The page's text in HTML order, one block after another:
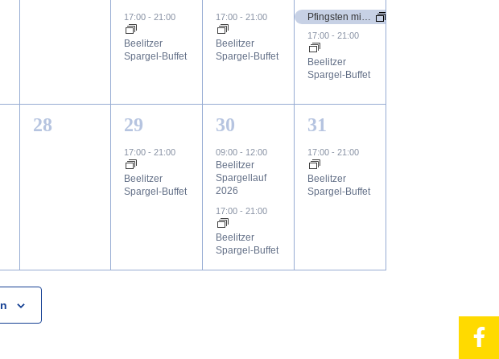
Veranstaltungen,Veranstaltung,
17:00-21:00
Beelitzer
Spargel-Buffet
Veranstaltung,
17:00-21:00
Beelitzer
Spargel-Buffet
Veranstaltungen,
Pfingsten mit Livemusik
17:00-21:00
Beelitzer
Spargel-Buffet
0
Veranstaltungen,
28
1
Veranstaltung,
29
17:00-21:00
Beelitzer
Spargel-Buffet
2
Veranstaltungen,
30
09:00- 12:00
Beelitzer
Spargellauf
2026
17:00-21:00
Beelitzer
Spargel-Buffet
1
Veranstaltung,
31
17:00-21:00
Beelitzer
Spargel-Buffet